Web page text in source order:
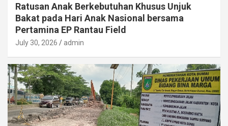
Ratusan Anak Berkebutuhan Khusus Unjuk
Bakat pada Hari Anak Nasional bersama
Pertamina EP Rantau Field
July 30, 2026 admin